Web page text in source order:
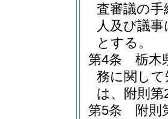
査審議の
人及び議
とする。
第4条
栃木
務に関し
は、附則
第5条
附則